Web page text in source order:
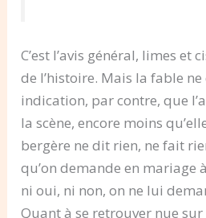
C’est l’avis général, limes et
de l’histoire. Mais la fable
indication, par contre, que
la scène, encore moins
bergère ne dit rien, ne fait
qu’on demande en mariage
ni oui, ni non, on ne lui
Quant à se retrouver nue sur